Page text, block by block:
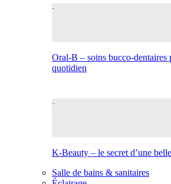
Oral-B – soins bucco-dentaires
quotidien
K-Beauty – le secret d’une
Salle de bains & sanitaires